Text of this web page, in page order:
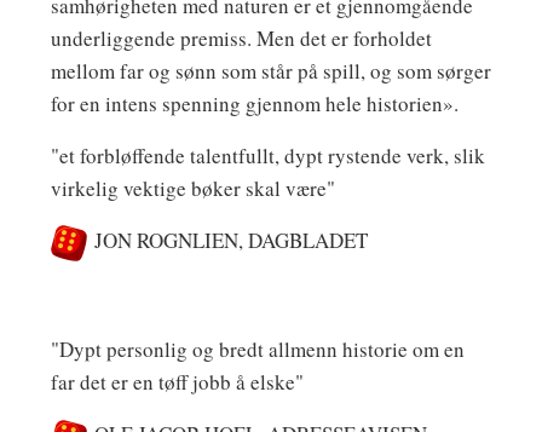
samhørigheten med naturen er et gjennomgående
underliggende premiss. Men det er forholdet
mellom far og sønn som står på spill, og som sørger
for en intens spenning gjennom hele historien».
"et forbløffende talentfullt, dypt rystende verk, slik
virkelig vektige bøker skal være"
JON ROGNLIEN, DAGBLADET
"Dypt personlig og bredt allmenn historie om en
far det er en tøff jobb å elske"